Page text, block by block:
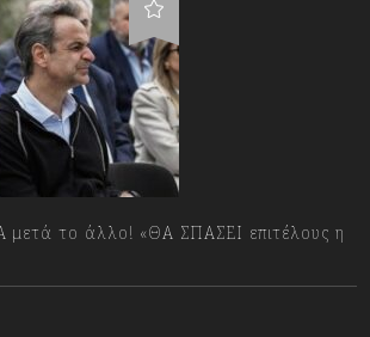
το άλλο! «ΘΑ ΣΠΑΣΕΙ επιτέλους η